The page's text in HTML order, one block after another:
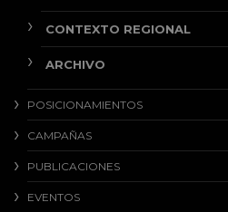
CONTEXTO REGIONAL
ARCHIVO
POSICIONAMIENTOS
CAMPAÑAS
PUBLICACIONES
EVENTOS